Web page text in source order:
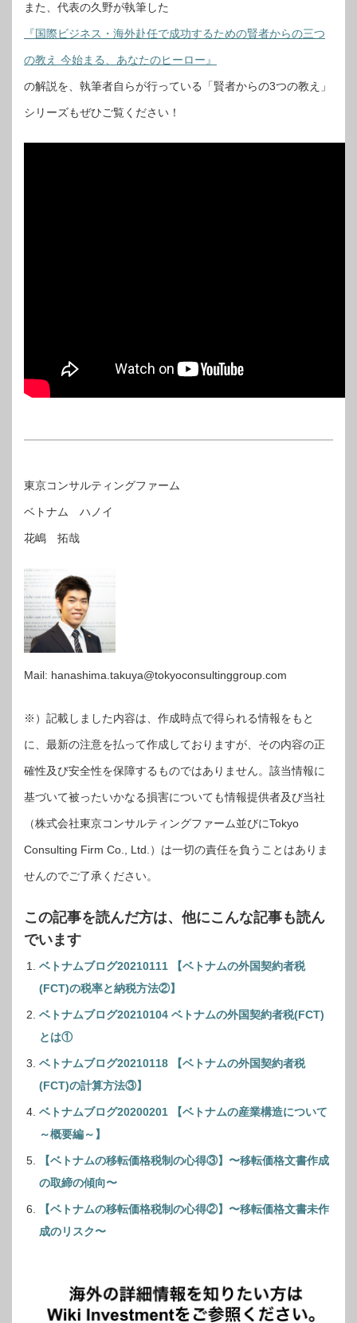
また、代表の久野が執筆した
『国際ビジネス・海外赴任で成功するための賢者からの三つ
の教え 今始まる、あなたのヒーロー』
の解説を、執筆者自らが行っている「賢者からの3つの教え」
シリーズもぜひご覧ください！
東京コンサルティングファーム
ベトナム ハノイ
花嶋 拓哉
Mail: hanashima.takuya@tokyoconsultinggroup.com
※）記載しました内容は、作成時点で得られる情報をもと
に、最新の注意を払って作成しておりますが、その内容の正
確性及び安全性を保障するものではありません。該当情報に
基づいて被ったいかなる損害についても情報提供者及び当社
（株式会社東京コンサルティングファーム並びにTokyo
Consulting Firm Co., Ltd.）は一切の責任を負うことはありま
せんのでご了承ください。
この記事を読んだ方は、他にこんな記事も読ん
でいます
ベトナムブログ20210111 【ベトナムの外国契約者税
(FCT)の税率と納税方法②】
ベトナムブログ20210104 ベトナムの外国契約者税(FCT)
とは①
ベトナムブログ20210118 【ベトナムの外国契約者税
(FCT)の計算方法③】
ベトナムブログ20200201 【ベトナムの産業構造について
～概要編～】
【ベトナムの移転価格税制の心得③】〜移転価格文書作成
の取締の傾向〜
【ベトナムの移転価格税制の心得②】〜移転価格文書未作
成のリスク〜